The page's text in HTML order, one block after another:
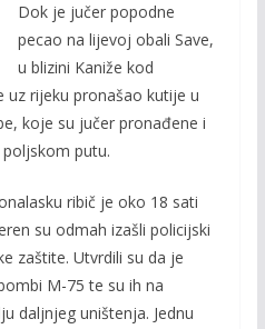
Dok je jučer popodne
pecao na lijevoj obali Save,
u blizini Kaniže kod
uz rijeku pronašao kutije u
koje su jučer pronađene i
putu.
ribič je oko 18 sati
su odmah izašli policijski
zaštite. Utvrdili su da je
M-75 te su ih na
daljnjeg uništenja. Jednu